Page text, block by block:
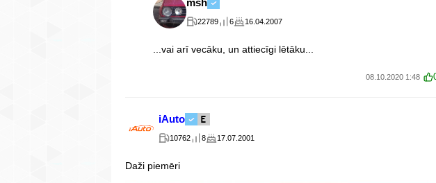
22789 6 16.04.2007
...vai arī vecāku, un attiecīgi lētāku...
08.10.2020 1:48
iAuto
10762 8 17.07.2001
Daži piemēri